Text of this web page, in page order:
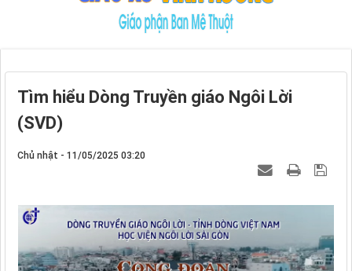
Tìm hiểu Dòng Truyền giáo Ngôi Lời
(SVD)
Chủ nhật - 11/05/2025 03:20